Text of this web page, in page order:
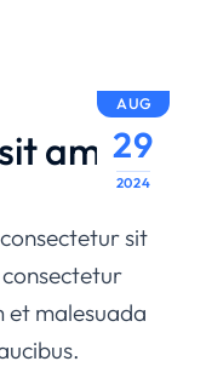
AUG
29
2024
amet
sit
et malesuada